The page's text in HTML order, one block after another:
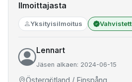
Ilmoittajasta
Yksityisilmoitus
Lennart
Jäsen alkaen: 2024-06-15